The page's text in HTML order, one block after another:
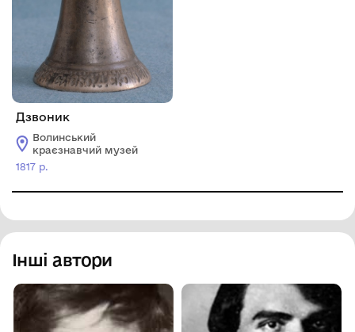
Дзвоник
Волинський
краєзнавчий музей
1817 р.
Інші автори